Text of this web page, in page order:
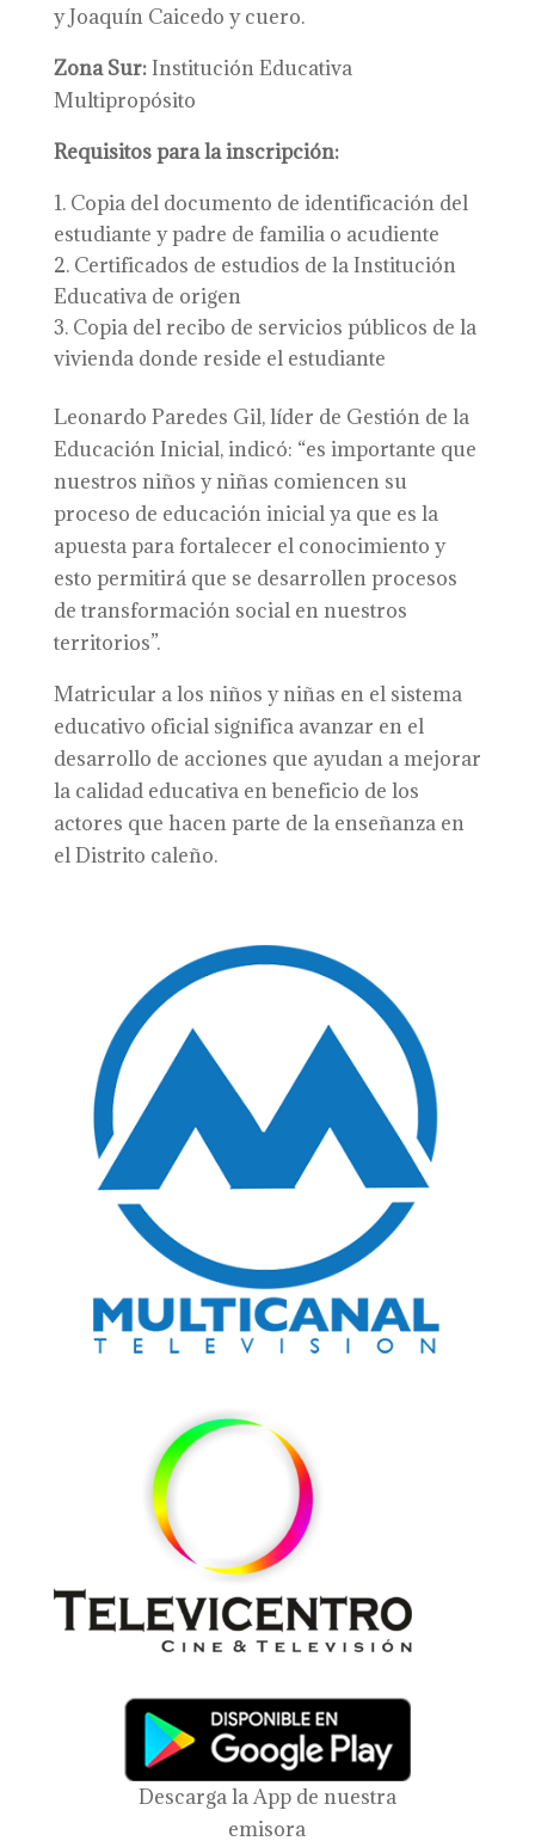
y Joaquín Caicedo y cuero.
Zona Sur:Institución Educativa
Multipropósito
Requisitos para la inscripción:
Copia del documento de identificación del
estudiante y padre de familia o acudiente
Certificados de estudios de la Institución
Educativa de origen
Copia del recibo de servicios públicos de la
vivienda donde reside el estudiante
Leonardo Paredes Gil, líder de Gestión de la
Educación Inicial, indicó: “es importante que
nuestros niños y niñas comiencen su
proceso de educación inicial ya que es la
apuesta para fortalecer el conocimiento y
esto permitirá que se desarrollen procesos
de transformación social en nuestros
territorios”.
Matricular a los niños y niñas en el sistema
educativo oficial significa avanzar en el
desarrollo de acciones que ayudan a mejorar
la calidad educativa en beneficio de los
actores que hacen parte de la enseñanza en
el Distrito caleño.
Descarga la App de nuestra
emisora